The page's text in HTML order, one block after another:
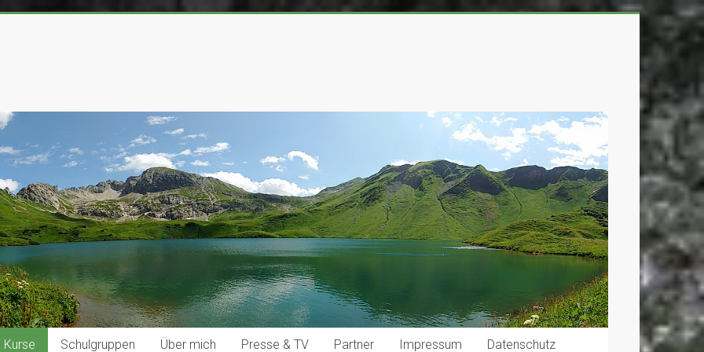
Kurse Schulgruppen Über mich Presse & TV Partner Impressum Datenschutz